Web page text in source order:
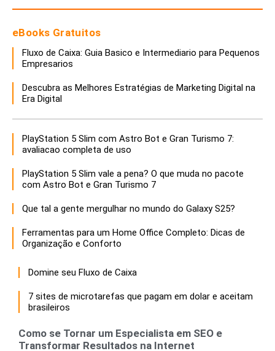
eBooks Gratuitos
Fluxo de Caixa: Guia Basico e Intermediario para Pequenos
Empresarios
Descubra as Melhores Estratégias de Marketing Digital na
Era Digital
PlayStation 5 Slim com Astro Bot e Gran Turismo 7:
avaliacao completa de uso
PlayStation 5 Slim vale a pena? O que muda no pacote
com Astro Bot e Gran Turismo 7
Que tal a gente mergulhar no mundo do Galaxy S25?
Ferramentas para um Home Office Completo: Dicas de
Organização e Conforto
Domine seu Fluxo de Caixa
7 sites de microtarefas que pagam em dolar e aceitam
brasileiros
Como se Tornar um Especialista em SEO e
Transformar Resultados na Internet